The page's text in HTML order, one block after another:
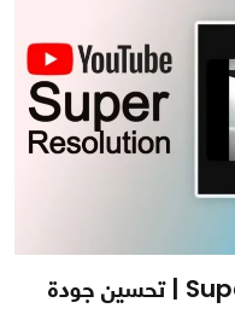
يوتيوب يطلق Super Resolution | تحسين جودة